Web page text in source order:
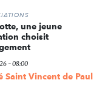
une jeune
choisit
- 08:00
Saint Vincent de Paul